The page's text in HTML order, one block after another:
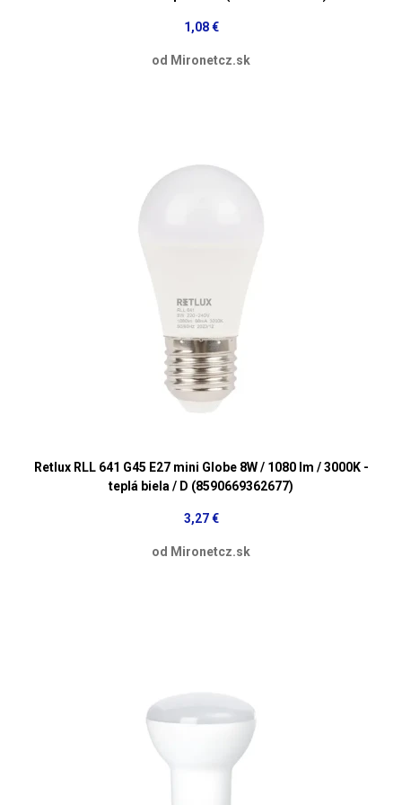
1,08 €
od Mironetcz.sk
Retlux RLL 641 G45 E27 mini Globe 8W / 1080 lm / 3000K -
teplá biela / D (8590669362677)
3,27 €
od Mironetcz.sk